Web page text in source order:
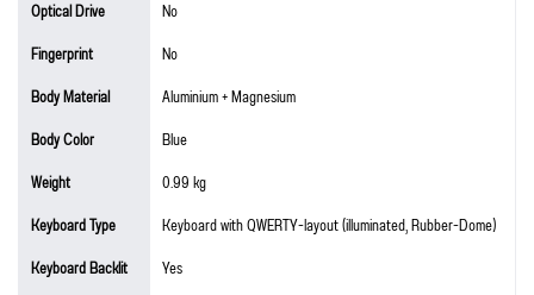
Optical Drive
No
Fingerprint
No
Body Material
Aluminium + Magnesium
Body Color
Blue
Weight
0.99 kg
Keyboard Type
Keyboard with QWERTY-layout (illuminated, Rubber-Dome)
Keyboard Backlit
Yes